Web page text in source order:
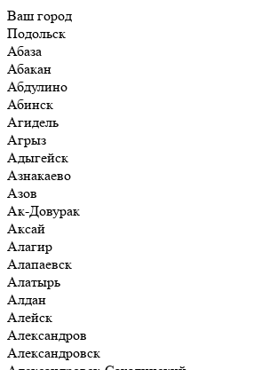
Ваш город
Подольск
Абаза
Абакан
Абдулино
Абинск
Агидель
Агрыз
Адыгейск
Азнакаево
Азов
Ак-Довурак
Аксай
Алагир
Алапаевск
Алатырь
Алдан
Алейск
Александров
Александровск